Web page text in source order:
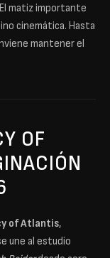
matiz importante
cinemática. Hasta
mantener el
OF
of Atlantis,
une al estudio